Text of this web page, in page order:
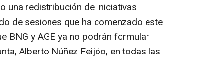
una redistribución de iniciativas
de sesiones que ha comenzado este
BNG y AGE ya no podrán formular
Alberto Núñez Feijóo, en todas las